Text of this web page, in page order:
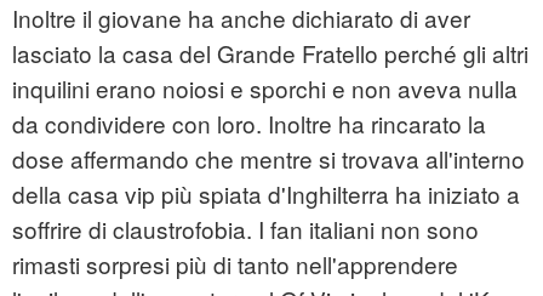
Inoltre il giovane ha anche dichiarato di aver
lasciato la casa del Grande Fratello perché gli altri
inquilini erano noiosi e sporchi e non aveva nulla
da condividere con loro. Inoltre ha rincarato la
dose affermando che mentre si trovava all'interno
della casa vip più spiata d'Inghilterra ha iniziato a
soffrire di claustrofobia. I fan italiani non sono
rimasti sorpresi più di tanto nell'apprendere